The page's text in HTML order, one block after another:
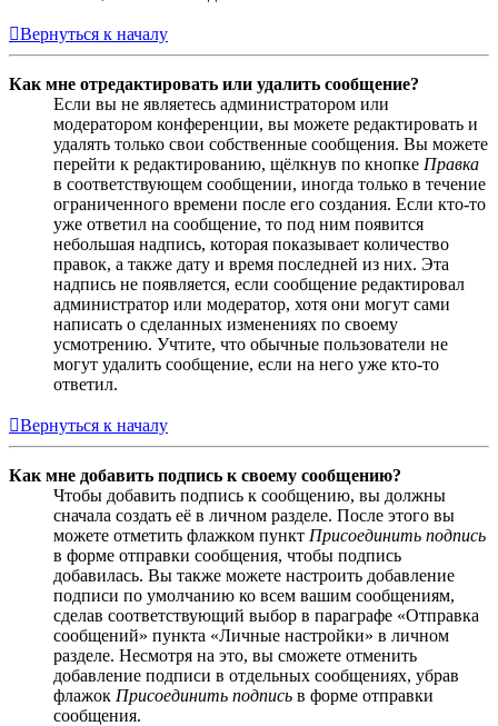
Вернуться к началу
Как мне отредактировать или удалить сообщение?
Если вы не являетесь администратором или
модератором конференции, вы можете редактировать и
удалять только свои собственные сообщения. Вы можете
перейти к редактированию, щёлкнув по кнопке Правка
в соответствующем сообщении, иногда только в течение
ограниченного времени после его создания. Если кто-то
уже ответил на сообщение, то под ним появится
небольшая надпись, которая показывает количество
правок, а также дату и время последней из них. Эта
надпись не появляется, если сообщение редактировал
администратор или модератор, хотя они могут сами
написать о сделанных изменениях по своему
усмотрению. Учтите, что обычные пользователи не
могут удалить сообщение, если на него уже кто-то
ответил.
Вернуться к началу
Как мне добавить подпись к своему сообщению?
Чтобы добавить подпись к сообщению, вы должны
сначала создать её в личном разделе. После этого вы
можете отметить флажком пункт Присоединить подпись
в форме отправки сообщения, чтобы подпись
добавилась. Вы также можете настроить добавление
подписи по умолчанию ко всем вашим сообщениям,
сделав соответствующий выбор в параграфе «Отправка
сообщений» пункта «Личные настройки» в личном
разделе. Несмотря на это, вы сможете отменить
добавление подписи в отдельных сообщениях, убрав
флажок Присоединить подпись в форме отправки
сообщения.